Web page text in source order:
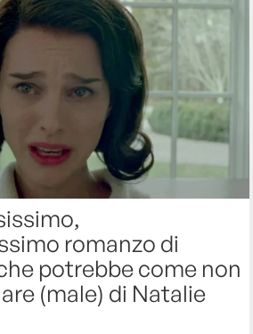
romanzo di
potrebbe come non
(male) di Natalie